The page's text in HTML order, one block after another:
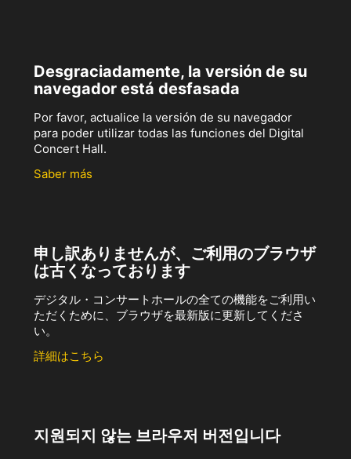
Desgraciadamente, la versión de su
navegador está desfasada
Por favor, actualice la versión de su navegador
para poder utilizar todas las funciones del Digital
Concert Hall.
Saber más
申し訳ありませんが、ご利用のブラウザ
は古くなっております
デジタル・コンサートホールの全ての機能をご利用い
ただくために、ブラウザを最新版に更新してくださ
い。
詳細はこちら
지원되지 않는 브라우저 버전입니다